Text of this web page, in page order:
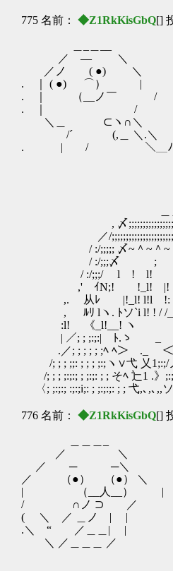
775 名前： ◆Z1RkKisGbQ[]
／ ― ＼
／ノ ( ●) ＼ （
. ｜ ( ●) ⌒） |
. ｜ （__ノ￣ / （ギ
. ｜ / 少し遅れ
＼＿ ⊂ヽ∩＼
/´ (,＿ ＼.＼
. | / ＼＿ﾉ
, 〆;;;;;;;;;;;;;;;;;;;｀
／/
/ :/;;;;; 〆~＾~＾~＾~
/ :/;;;
/ :/;;;/ l ! l!
,' ｲN;! !_l! |!
,. 从ﾚ |!_l! l!l !: /,/
, ﾙﾘ lヽ. ﾄソ`i l! ! / /
:l! 《_l!__! ヽ ゝ , ﾍ
| ／; ; ;:;:| ﾄ.ゝ _
.／; ; ; ; ; ;ﾍ ﾍ＞ ._ ＜
/; ; ; ;;: ; ; ; ;:;ヽ∨弋 乂1;:;/
/; ; ; ;:;:; ; ;:;: ; ; そﾍ 辷1 .》
〈; ;:;:; :;:;i;: ; ;:;:;: ; ; 弋,､,､,,
776 名前： ◆Z1RkKisGbQ[]
／ ＼
／ ─ ─＼
／ （●） （●） ＼ ギ
| （__人__） |
/ ∩ノ ⊃ ／
( ＼ ／ ＿ノ | |
.＼ “ ／＿＿| |
＼ ／＿＿＿ ／